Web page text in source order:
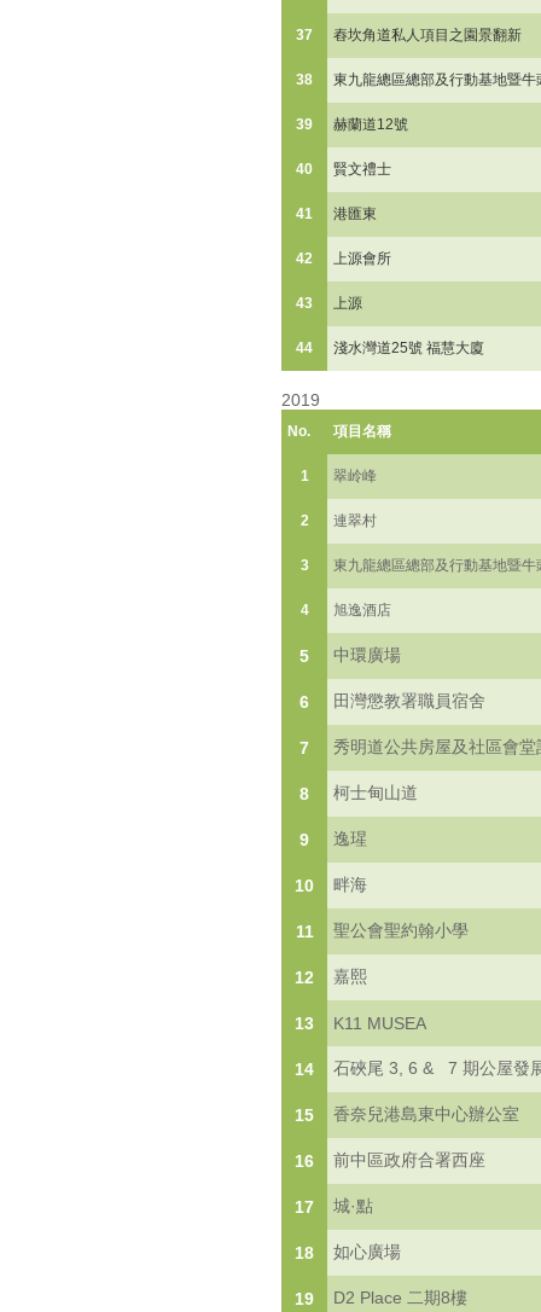
37 舂坎角道私人項目之園景翻新
38 東九龍總區總部及行動基地暨
39 赫蘭道12號
40 賢文禮士
41 港匯東
42 上源會所
43 上源
44 淺水灣道25號 福慧大廈
2019
No. 項目名稱
1 翠岭峰
2 連翠村
3 東九龍總區總部及行動基地暨
4 旭逸酒店
5 中環廣場
6 田灣懲教署職員宿舍
7 秀明道公共房屋及社區會堂
8 柯士甸山道
9 逸瑆
10 畔海
11 聖公會聖約翰小學
12 嘉熙
13 K11 MUSEA
14 石硤尾 3, 6 & 7 期公屋發
15 香奈兒港島東中心辦公室
16 前中區政府合署西座
17 城·點
18 如心廣場
19 D2 Place 二期8樓